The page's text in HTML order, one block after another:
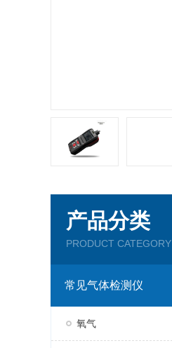
产品分类
PRODUCT CATEGORY
常见气体检测仪
氧气